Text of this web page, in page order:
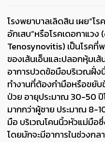
โรงพยาบาลเลิดสิน เผย“โ
อักเสบ”หรือโรคเดอกาแวง
Tenosynovitis) เป็นโรคที่
ของเส้นเอ็นและปลอกหุ้มเ
อาการปวดข้อมือบริเวณฝั่ง
ทำงานที่ต้องกำมือหรือขยั
ป่วย อายุประมาณ 30-50
มากกว่าผู้ชาย ประมาณ 8-
มือ บริเวณโคนนิ้วหัวแม่มือ
โดยมักจะมีอาการในช่วงกล